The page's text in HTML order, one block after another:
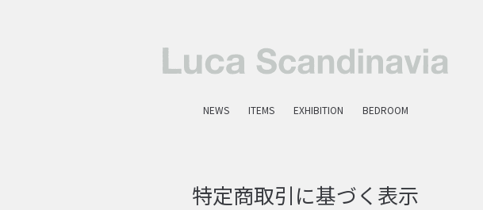
NEWS ITEMS EXHIBITION BEDROOM
特定商取引に基づく表示